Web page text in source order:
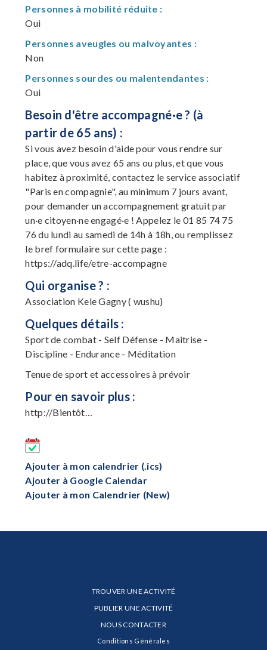
Personnes à mobilité réduite :
Oui
Personnes aveugles ou malvoyantes :
Non
Personnes sourdes ou malentendantes :
Oui
Besoin d'être accompagné·e ? (à
partir de 65 ans) :
Si vous avez besoin d'aide pour vous rendre sur
place, que vous avez 65 ans ou plus, et que vous
habitez à proximité, contactez le service associatif
"Paris en compagnie", au minimum 7 jours avant,
pour demander un accompagnement gratuit par
un·e citoyen·ne engagé·e ! Appelez le 01 85 74 75
76 du lundi au samedi de 14h à 18h, ou remplissez
le bref formulaire sur cette page :
https://adq.life/etre-accompagne
Qui organise ? :
Association Kele Gagny ( wushu)
Quelques détails :
Sport de combat - Self Défense - Maitrise -
Discipline - Endurance - Méditation
Tenue de sport et accessoires à prévoir
Pour en savoir plus :
http://Bientôt…
Ajouter à mon calendrier (.ics)
Ajouter à Google Calendar
Ajouter à mon Calendrier (New)
TROUVER UNE ACTIVITÉ
PUBLIER UNE ACTIVITÉ
NOUS CONTACTER
Conditions Générales